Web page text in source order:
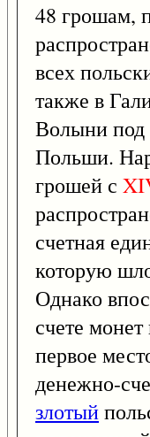
48 грошам,
всех
также в
Волыни под
Польши.
грошей с
счетная
которую
Однако
счете
первое
денежно-
злотый